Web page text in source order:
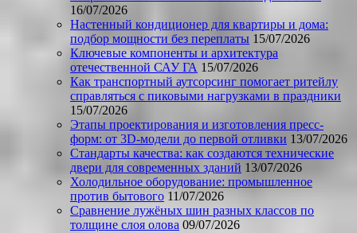
16/07/2026
Настенный кондиционер для квартиры и дома:
подбор мощности без переплаты 15/07/2026
Ключевые компоненты и архитектура
отечественной САУ ГА 15/07/2026
Как транспортный аутсорсинг помогает ритейлу
справляться с пиковыми нагрузками в праздники
15/07/2026
Этапы проектирования и изготовления пресс-
форм: от 3D-модели до первой отливки 13/07/2026
Стандарты качества: как создаются технические
двери для современных зданий 13/07/2026
Холодильное оборудование: промышленное
против бытового 11/07/2026
Сравнение лужёных шин разных классов по
толщине слоя олова 09/07/2026